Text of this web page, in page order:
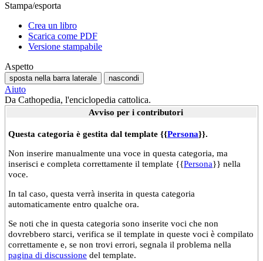
Stampa/esporta
Crea un libro
Scarica come PDF
Versione stampabile
Aspetto
sposta nella barra laterale nascondi
Aiuto
Da Cathopedia, l'enciclopedia cattolica.
Avviso per i contributori
Questa categoria è gestita dal template {{Persona}}.
Non inserire manualmente una voce in questa categoria, ma
inserisci e completa correttamente il template {{Persona}} nella
voce.
In tal caso, questa verrà inserita in questa categoria
automaticamente entro qualche ora.
Se noti che in questa categoria sono inserite voci che non
dovrebbero starci, verifica se il template in queste voci è compilato
correttamente e, se non trovi errori, segnala il problema nella
pagina di discussione del template.